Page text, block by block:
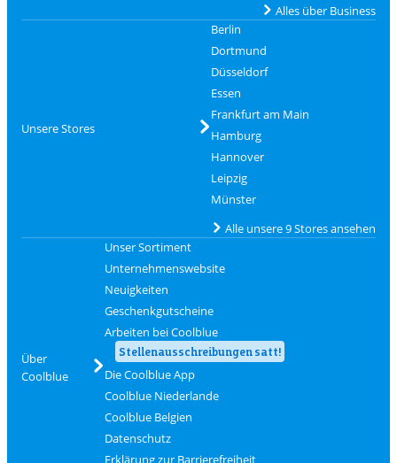
Alles über Business
Unsere Stores
Berlin
Dortmund
Düsseldorf
Essen
Frankfurt am Main
Hamburg
Hannover
Leipzig
Münster
Alle unsere 9 Stores ansehen
Über
Coolblue
Unser Sortiment
Unternehmenswebsite
Neuigkeiten
Geschenkgutscheine
Arbeiten bei Coolblue
Stellenausschreibungen satt!
Die Coolblue App
Coolblue Niederlande
Coolblue Belgien
Datenschutz
Erklärung zur Barrierefreiheit